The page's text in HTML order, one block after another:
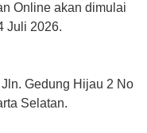
Online akan dimulai
Juli 2026.
Gedung Hijau 2 No
Selatan.